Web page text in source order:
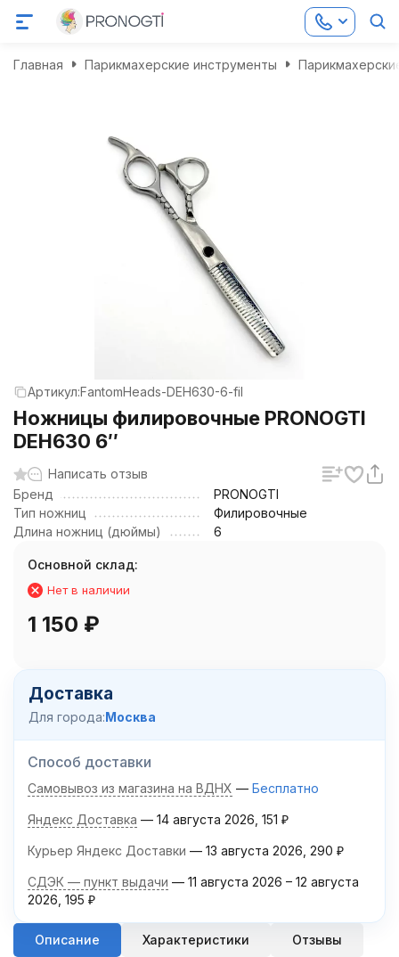
Главная Парикмахерские инструменты
Артикул:FantomHeads-DEH630-6-fil
Ножницы филировочные PRONOGTI
DEH630 6″
Написать отзыв
Бренд
PRONOGTI
Тип ножниц
Филировочные
Длина ножниц (дюймы)
6
Основной склад:
Нет в наличии
1 150 ₽
Доставка
Для города:Москва
Способ доставки
Самовывоз из магазина на ВДНХ Бесплатно
Яндекс Доставка 14 августа 2026 151 ₽
Курьер Яндекс Доставки 13 августа 2026 290 ₽
СДЭК — пункт выдачи 11 августа 2026 – 12 августа
2026 195 ₽
Описание Характеристики Отзывы